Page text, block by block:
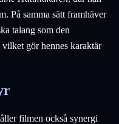
På samma sätt framhäver
talang som den
vilket gör hennes karaktär
filmen också synergi